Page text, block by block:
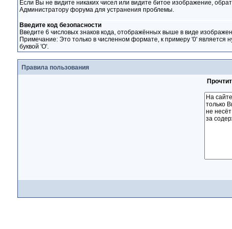
Если Вы не видите никаких чисел или видите битое изображение,
Администратору форума для устранения проблемы.
Введите код безопасности
Введите 6 числовых знаков кода, отображённых выше в виде
Примечание: Это только в численном формате, к примеру '0' является
буквой 'O'.
Правила пользования